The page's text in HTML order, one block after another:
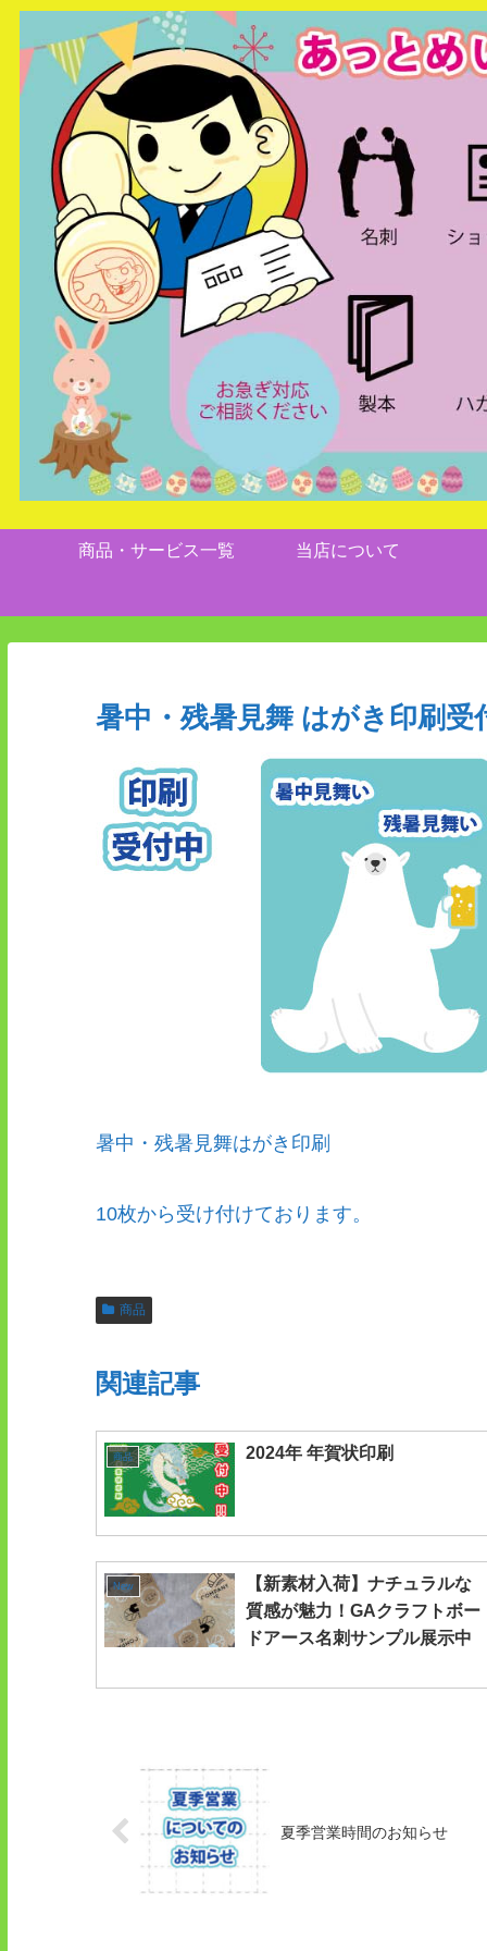
商品・サービス一覧 当店について
暑中・残暑見舞 はがき印刷受
暑中・残暑見舞はがき印刷
10枚から受け付けております。
商品
関連記事
商品 2024年 年賀状印刷
New
【新素材入荷】ナチュラルな
質感が魅力！GAクラフトボー
ドアース名刺サンプル展示中
夏季営業時間のお知らせ